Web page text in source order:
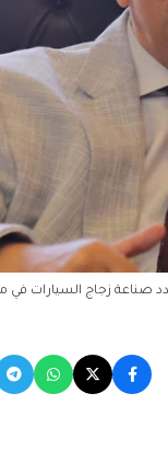
صناعة زجاج السيارات في